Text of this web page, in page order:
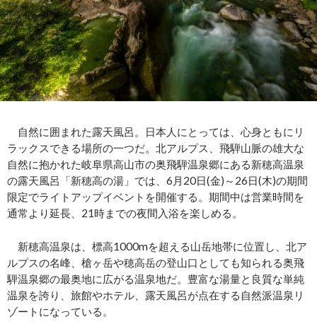
自然に囲まれた露天風呂。日本人にとっては、心身ともにリ
ラックスできる場所の一つだ。北アルプス、飛騨山脈の雄大な
自然に抱かれた岐阜県高山市の奥飛騨温泉郷にある新穂高温泉
の露天風呂「新穂高の湯」では、6月20日(金)～26日(木)の期間
限定でライトアップイベントを開催する。期間中は営業時間を
通常より延長、21時までの夜間入浴を楽しめる。
新穂高温泉は、標高1000mを超える山岳地帯に位置し、北ア
ルプスの名峰、槍ヶ岳や穂高岳の登山口としても知られる奥飛
騨温泉郷の最奥地に広がる温泉地だ。豊富な湯量と良質な単純
温泉を誇り、旅館やホテル、露天風呂が点在する自然派温泉リ
ゾートになっている。